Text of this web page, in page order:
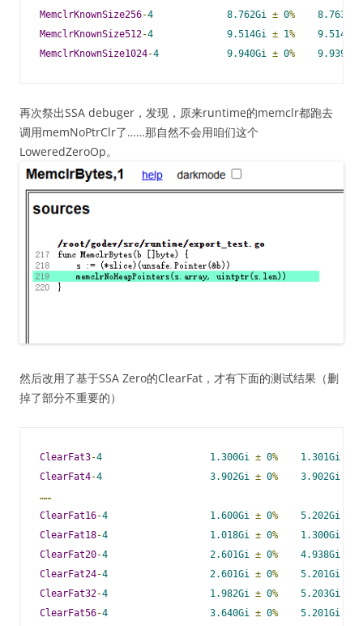
MemclrKnownSize256-4 8.762Gi ± 0%
8.763Gi
MemclrKnownSize512-4 9.514Gi ± 1%
9.514Gi
MemclrKnownSize1024-4 9.940Gi ± 0% 9.939Gi
再次祭出SSA debuger，发现，原来runtime的memclr都跑去
调用memNoPtrClr了……那自然不会用咱们这个
LoweredZeroOp。
然后改用了基于SSA Zero的ClearFat，才有下面的测试结果（删
掉了部分不重要的）
ClearFat3-4 1.300Gi ± 0% 1.301Gi
ClearFat4-4 3.902Gi ± 0% 3.902Gi
……
ClearFat16-4 1.600Gi ± 0% 5.202Gi
ClearFat18-4 1.018Gi ± 0% 1.300Gi
ClearFat20-4 2.601Gi ± 0% 4.938Gi
ClearFat24-4 2.601Gi ± 0% 5.201Gi
ClearFat32-4 1.982Gi ± 0% 5.203Gi
ClearFat56-4 3.640Gi ± 0% 5.201Gi